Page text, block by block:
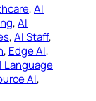
, AI
, AI
, AI Staff
, Edge AI
Language
AI